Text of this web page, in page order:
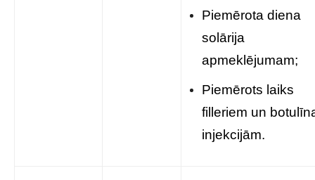
Piemērota diena
solārija
apmeklējumam;
Piemērots laiks
filleriem un
injekcijām.